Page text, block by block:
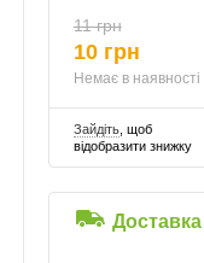
11 грн
10 грн
Немає в наявності
Зайдіть, щоб
відобразити знижку
Доставка